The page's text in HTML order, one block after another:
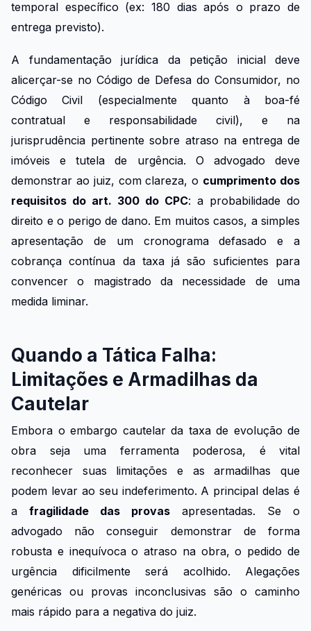
temporal específico (ex: 180 dias após o prazo de
entrega previsto).
A fundamentação jurídica da petição inicial deve
alicerçar-se no Código de Defesa do Consumidor, no
Código Civil (especialmente quanto à boa-fé
contratual e responsabilidade civil), e na
jurisprudência pertinente sobre atraso na entrega de
imóveis e tutela de urgência. O advogado deve
demonstrar ao juiz, com clareza, o cumprimento dos
requisitos do art. 300 do CPC: a probabilidade do
direito e o perigo de dano. Em muitos casos, a simples
apresentação de um cronograma defasado e a
cobrança contínua da taxa já são suficientes para
convencer o magistrado da necessidade de uma
medida liminar.
Quando a Tática Falha:
Limitações e Armadilhas da
Cautelar
Embora o embargo cautelar da taxa de evolução de
obra seja uma ferramenta poderosa, é vital
reconhecer suas limitações e as armadilhas que
podem levar ao seu indeferimento. A principal delas é
a fragilidade das provas apresentadas. Se o
advogado não conseguir demonstrar de forma
robusta e inequívoca o atraso na obra, o pedido de
urgência dificilmente será acolhido. Alegações
genéricas ou provas inconclusivas são o caminho
mais rápido para a negativa do juiz.